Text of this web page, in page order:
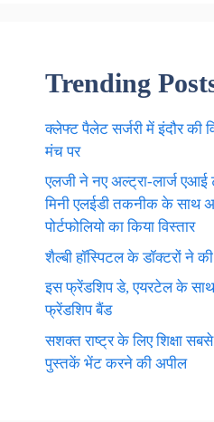
Trending
क्लेफ्ट पैलेट सर्जरी में इंदौर की
मंच पर
एलजी ने नए अल्ट्रा-लार्ज
मिनी एलईडी तकनीक के साथ
पोर्टफोलियो का किया विस्तार
शैल्बी हॉस्पिटल के डॉक्टरों ने की
इस फ्रेंडशिप डे, एयरटेल के
फ्रेंडशिप बैंड
सशक्त राष्ट्र के लिए शिक्षा
पुस्तकें भेंट करने की अपील